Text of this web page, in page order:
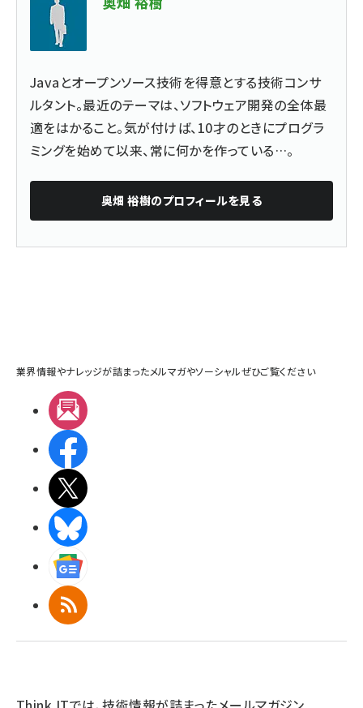
Javaとオープンソース技術を得意とする技術コンサ
ルタント。最近のテーマは、ソフトウェア開発の全体最
適をはかること。気が付けば、10才のときにプログラ
ミングを始めて以来、常に何かを作っている…。
奥畑 裕樹のプロフィールを見る
業界情報やナレッジが詰まったメルマガやソーシャルぜひご覧ください
RSS